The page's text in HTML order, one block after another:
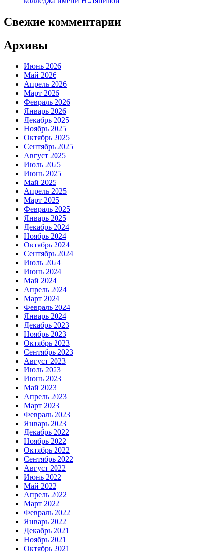
Свежие комментарии
Архивы
Июнь 2026
Май 2026
Апрель 2026
Март 2026
Февраль 2026
Январь 2026
Декабрь 2025
Ноябрь 2025
Октябрь 2025
Сентябрь 2025
Август 2025
Июль 2025
Июнь 2025
Май 2025
Апрель 2025
Март 2025
Февраль 2025
Январь 2025
Декабрь 2024
Ноябрь 2024
Октябрь 2024
Сентябрь 2024
Июль 2024
Июнь 2024
Май 2024
Апрель 2024
Март 2024
Февраль 2024
Январь 2024
Декабрь 2023
Ноябрь 2023
Октябрь 2023
Сентябрь 2023
Август 2023
Июль 2023
Июнь 2023
Май 2023
Апрель 2023
Март 2023
Февраль 2023
Январь 2023
Декабрь 2022
Ноябрь 2022
Октябрь 2022
Сентябрь 2022
Август 2022
Июнь 2022
Май 2022
Апрель 2022
Март 2022
Февраль 2022
Январь 2022
Декабрь 2021
Ноябрь 2021
Октябрь 2021